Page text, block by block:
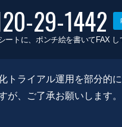
29-1442
ートに、ポンチ絵を書いてFAX し
ライアル運用を部分的に
が、ご了承お願いします。